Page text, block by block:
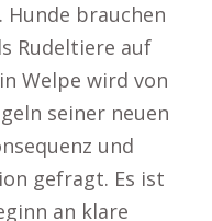
Hunde brauchen
Rudeltiere auf
Welpe wird von
seiner neuen
und
gefragt. Es ist
an klare